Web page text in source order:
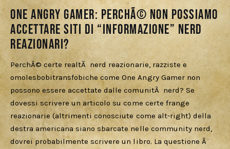
Games
Recensioni
Libri e fumetti
Cercatori
Download
One Angry Gamer: perchÃ© non possiamo
accettare siti di “informazione” nerd
reazionari?
PerchÃ© certe realtÃ nerd reazionarie, razziste e
omolesbobitransfobiche come One Angry Gamer non
possono essere accettate dalle comunitÃ nerd? Se
dovessi scrivere un articolo su come certe frange
reazionarie (altrimenti conosciute come alt-right) della
destra americana siano sbarcate nelle community nerd,
dovrei probabilmente scrivere un libro. La questione Ã¨